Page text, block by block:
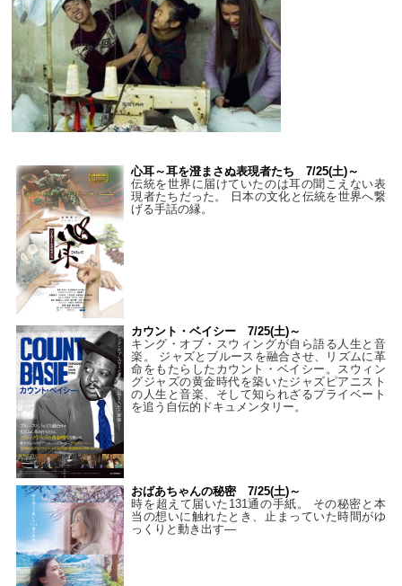
心耳～耳を澄まさぬ表現者たち 7/25(土)～
伝統を世界に届けていたのは耳の聞こえない表
現者たちだった。 日本の文化と伝統を世界へ繋
げる手話の縁。
カウント・ベイシー 7/25(土)～
キング・オブ・スウィングが自ら語る人生と音
楽。 ジャズとブルースを融合させ、リズムに革
命をもたらしたカウント・ベイシー。スウィン
グジャズの黄金時代を築いたジャズピアニスト
の人生と音楽、そして知られざるプライベート
を追う自伝的ドキュメンタリー。
おばあちゃんの秘密 7/25(土)～
時を超えて届いた131通の手紙。 その秘密と本
当の想いに触れたとき、止まっていた時間がゆ
っくりと動き出す―